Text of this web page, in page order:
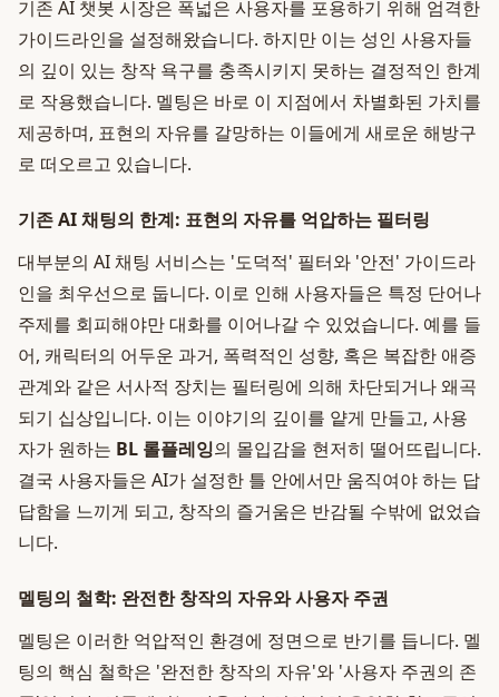
기존 AI 챗봇 시장은 폭넓은 사용자를 포용하기 위해 엄격한
가이드라인을 설정해왔습니다. 하지만 이는 성인 사용자들
의 깊이 있는 창작 욕구를 충족시키지 못하는 결정적인 한계
로 작용했습니다. 멜팅은 바로 이 지점에서 차별화된 가치를
제공하며, 표현의 자유를 갈망하는 이들에게 새로운 해방구
로 떠오르고 있습니다.
기존 AI 채팅의 한계: 표현의 자유를 억압하는 필터링
대부분의 AI 채팅 서비스는 '도덕적' 필터와 '안전' 가이드라
인을 최우선으로 둡니다. 이로 인해 사용자들은 특정 단어나
주제를 회피해야만 대화를 이어나갈 수 있었습니다. 예를 들
어, 캐릭터의 어두운 과거, 폭력적인 성향, 혹은 복잡한 애증
관계와 같은 서사적 장치는 필터링에 의해 차단되거나 왜곡
되기 십상입니다. 이는 이야기의 깊이를 얕게 만들고, 사용
자가 원하는 BL 롤플레잉의 몰입감을 현저히 떨어뜨립니다.
결국 사용자들은 AI가 설정한 틀 안에서만 움직여야 하는 답
답함을 느끼게 되고, 창작의 즐거움은 반감될 수밖에 없었습
니다.
멜팅의 철학: 완전한 창작의 자유와 사용자 주권
멜팅은 이러한 억압적인 환경에 정면으로 반기를 듭니다. 멜
팅의 핵심 철학은 '완전한 창작의 자유'와 '사용자 주권의 존